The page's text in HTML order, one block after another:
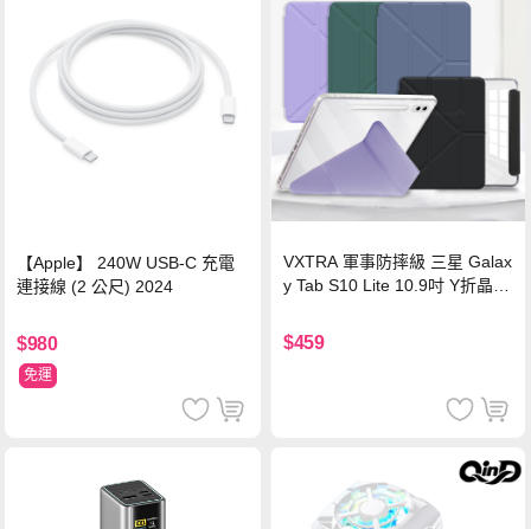
【Apple】 240W USB-C 充電
連接線 (2 公尺) 2024
$980
免運
VXTRA 軍事防摔級 三星 Galax
y Tab S10 Lite 10.9吋 Y折晶透
$459